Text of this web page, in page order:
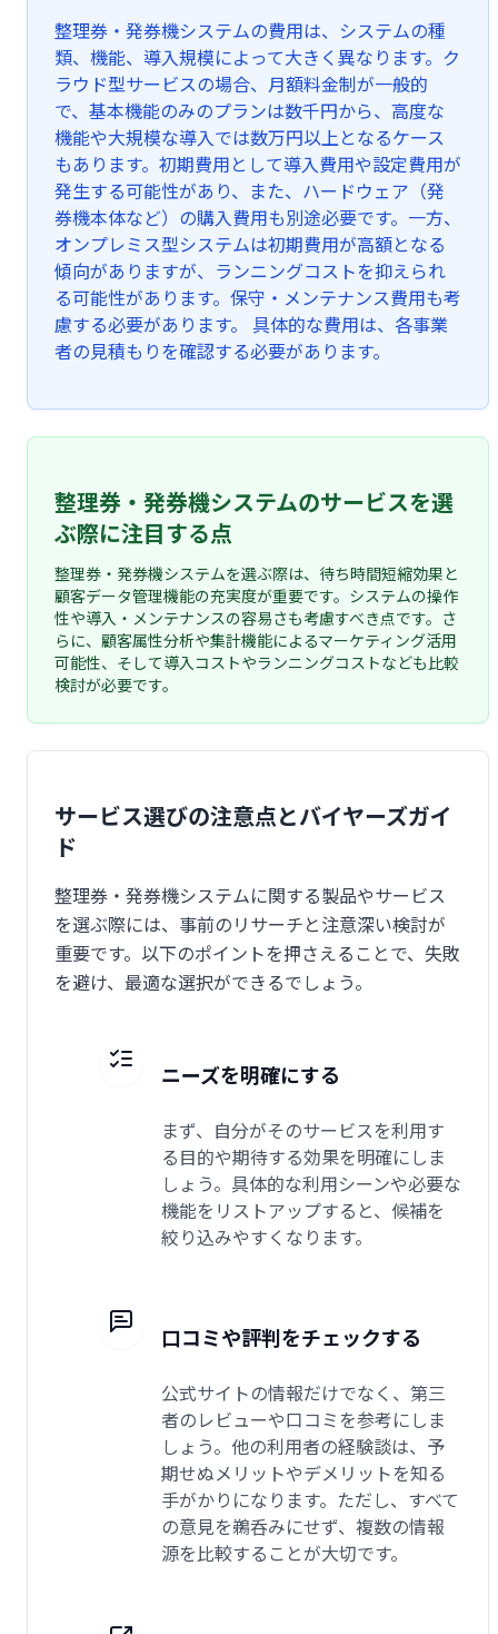
整理券・発券機システムの費用は、システムの種
類、機能、導入規模によって大きく異なります。ク
ラウド型サービスの場合、月額料金制が一般的
で、基本機能のみのプランは数千円から、高度な
機能や大規模な導入では数万円以上となるケース
もあります。初期費用として導入費用や設定費用が
発生する可能性があり、また、ハードウェア（発
券機本体など）の購入費用も別途必要です。一方、
オンプレミス型システムは初期費用が高額となる
傾向がありますが、ランニングコストを抑えられ
る可能性があります。保守・メンテナンス費用も考
慮する必要があります。 具体的な費用は、各事業
者の見積もりを確認する必要があります。
整理券・発券機システムのサービスを選
ぶ際に注目する点
整理券・発券機システムを選ぶ際は、待ち時間短縮効果と
顧客データ管理機能の充実度が重要です。システムの操作
性や導入・メンテナンスの容易さも考慮すべき点です。さ
らに、顧客属性分析や集計機能によるマーケティング活用
可能性、そして導入コストやランニングコストなども比較
検討が必要です。
サービス選びの注意点とバイヤーズガイ
ド
整理券・発券機システムに関する製品やサービス
を選ぶ際には、事前のリサーチと注意深い検討が
重要です。以下のポイントを押さえることで、失敗
を避け、最適な選択ができるでしょう。
ニーズを明確にする
まず、自分がそのサービスを利用す
る目的や期待する効果を明確にしま
しょう。具体的な利用シーンや必要な
機能をリストアップすると、候補を
絞り込みやすくなります。
口コミや評判をチェックする
公式サイトの情報だけでなく、第三
者のレビューや口コミを参考にしま
しょう。他の利用者の経験談は、予
期せぬメリットやデメリットを知る
手がかりになります。ただし、すべて
の意見を鵜呑みにせず、複数の情報
源を比較することが大切です。